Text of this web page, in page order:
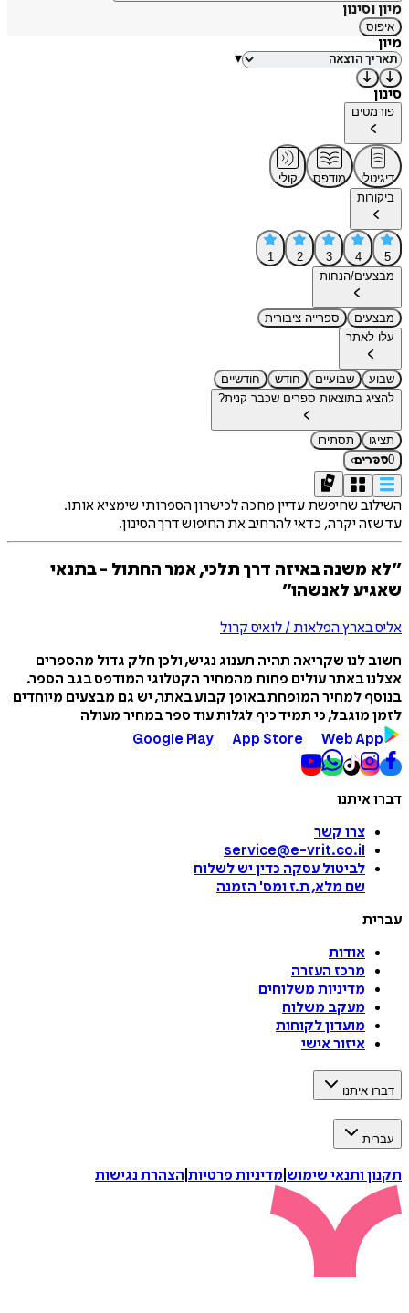
מיון וסינון
איפוס
מיון
▾
סינון
פורמטים
דיגיטלי מודפס
קולי
ביקורות
5
4
3
2
1
מבצעים/הנחות
מבצעים
ספרייה ציבורית
עלו לאתר
שבוע שבועיים חודש
חודשיים
להציג בתוצאות ספרים שכבר קנית?
תציגו
תסתירו
0ספרים›
השילוב שחיפשת עדיין מחכה לכישרון הספרותי שימציא אותו.
עד שזה יקרה, כדאי להרחיב את החיפוש דרך הסינון.
״לא משנה באיזה דרך תלכי, אמר החתול - בתנאי
שאגיע לאנשהו״
אליס בארץ הפלאות / לואיס קרול
חשוב לנו שקריאה תהיה תענוג נגיש, ולכן חלק גדול מהספרים
אצלנו באתר עולים פחות מהמחיר הקטלוגי המודפס בגב הספר.
בנוסף למחיר המופחת באופן קבוע באתר, יש גם מבצעים מיוחדים
לזמן מוגבל, כי תמיד כיף לגלות עוד ספר במחיר מעולה
Google Play
App Store Web App
דברו איתנו
צרו קשר
service@e-vrit.co.il
לביטול עסקה כדין יש לשלוח
שם מלא, ת.ז ומס' הזמנה
עברית
אודות
מרכז העזרה
מדיניות משלוחים
מעקב משלוח
מועדון לקוחות
איזור אישי
דברו איתנו
עברית
תקנון ותנאי שימוש מדיניות פרטיות הצהרת נגישות